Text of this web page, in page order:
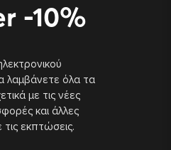
-10%
λαμβάνετε όλα τα
με τις νέες
και άλλες
εκπτώσεις.